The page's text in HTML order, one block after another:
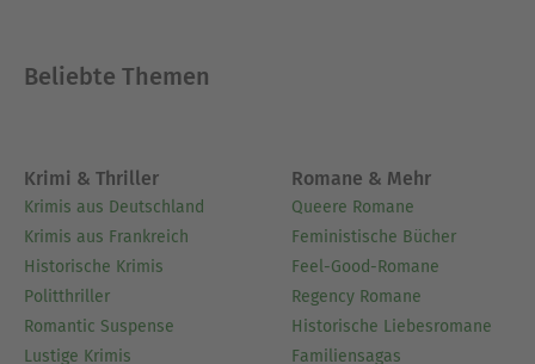
Beliebte Themen
Krimi & Thriller
Krimis aus Deutschland
Krimis aus Frankreich
Historische Krimis
Politthriller
Romantic Suspense
Lustige Krimis
Romane & Mehr
Queere Romane
Feministische Bücher
Feel-Good-Romane
Regency Romane
Historische Liebesromane
Familiensagas